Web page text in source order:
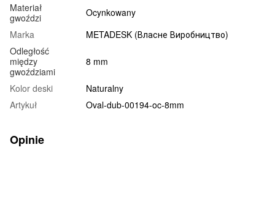
Materiał
gwoździ
Ocynkowany
Marka
METADESK (Власне Виробництво)
Odległość
między
gwoździami
8 mm
Kolor deski
Naturalny
Artykuł
Oval-dub-00194-oc-8mm
Opinie